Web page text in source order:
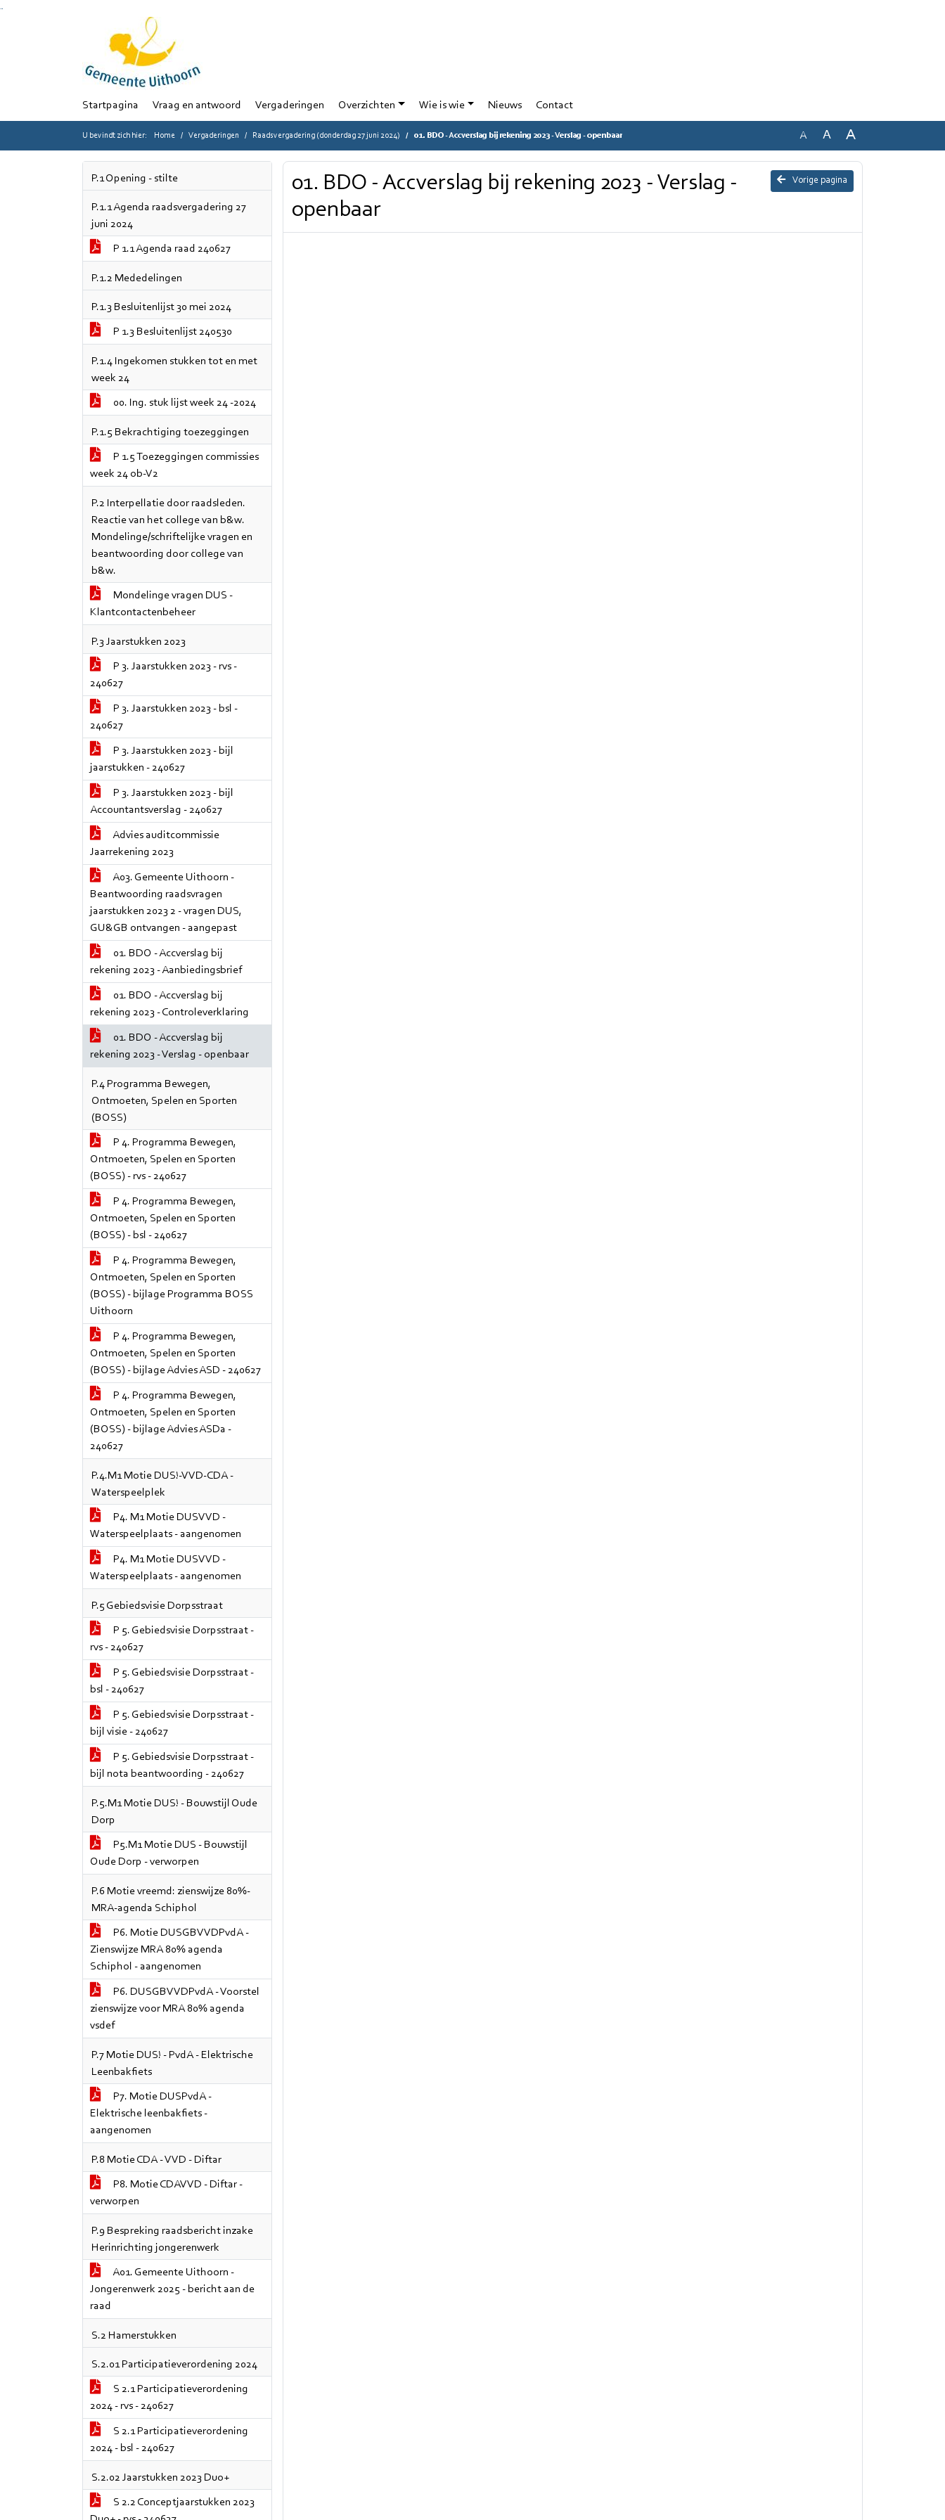
Ga naar de inhoud van deze pagina
Startpagina Vraag en antwoord Vergaderingen Overzichten Wie is wie Nieuws Contact
U bevindt zich hier: Home Vergaderingen Raadsvergadering (donderdag 27 juni 2024) 01. BDO - Accverslag bij rekening 2023 - Verslag - openbaar A A A
P.1 Opening - stilte
P.1.1 Agenda raadsvergadering 27
juni 2024
P 1.1 Agenda raad 240627
P.1.2 Mededelingen
P.1.3 Besluitenlijst 30 mei 2024
P 1.3 Besluitenlijst 240530
P.1.4 Ingekomen stukken tot en met
week 24
00. Ing. stuk lijst week 24 -2024
P.1.5 Bekrachtiging toezeggingen
P 1.5 Toezeggingen commissies
week 24 ob-V2
P.2 Interpellatie door raadsleden.
Reactie van het college van b&w.
Mondelinge/schriftelijke vragen en
beantwoording door college van
b&w.
Mondelinge vragen DUS -
Klantcontactenbeheer
P.3 Jaarstukken 2023
P 3. Jaarstukken 2023 - rvs -
240627
P 3. Jaarstukken 2023 - bsl -
240627
P 3. Jaarstukken 2023 - bijl
jaarstukken - 240627
P 3. Jaarstukken 2023 - bijl
Accountantsverslag - 240627
Advies auditcommissie
Jaarrekening 2023
A03. Gemeente Uithoorn -
Beantwoording raadsvragen
jaarstukken 2023 2 - vragen DUS,
GU&GB ontvangen - aangepast
01. BDO - Accverslag bij
rekening 2023 - Aanbiedingsbrief
01. BDO - Accverslag bij
rekening 2023 - Controleverklaring
01. BDO - Accverslag bij
rekening 2023 - Verslag - openbaar
P.4 Programma Bewegen,
Ontmoeten, Spelen en Sporten
(BOSS)
P 4. Programma Bewegen,
Ontmoeten, Spelen en Sporten
(BOSS) - rvs - 240627
P 4. Programma Bewegen,
Ontmoeten, Spelen en Sporten
(BOSS) - bsl - 240627
P 4. Programma Bewegen,
Ontmoeten, Spelen en Sporten
(BOSS) - bijlage Programma BOSS
Uithoorn
P 4. Programma Bewegen,
Ontmoeten, Spelen en Sporten
(BOSS) - bijlage Advies ASD - 240627
P 4. Programma Bewegen,
Ontmoeten, Spelen en Sporten
(BOSS) - bijlage Advies ASDa -
240627
P.4.M1 Motie DUS!-VVD-CDA -
Waterspeelplek
P4. M1 Motie DUSVVD -
Waterspeelplaats - aangenomen
P4. M1 Motie DUSVVD -
Waterspeelplaats - aangenomen
P.5 Gebiedsvisie Dorpsstraat
P 5. Gebiedsvisie Dorpsstraat -
rvs - 240627
P 5. Gebiedsvisie Dorpsstraat -
bsl - 240627
P 5. Gebiedsvisie Dorpsstraat -
bijl visie - 240627
P 5. Gebiedsvisie Dorpsstraat -
bijl nota beantwoording - 240627
P.5.M1 Motie DUS! - Bouwstijl Oude
Dorp
P5.M1 Motie DUS - Bouwstijl
Oude Dorp - verworpen
P.6 Motie vreemd: zienswijze 80%-
MRA-agenda Schiphol
P6. Motie DUSGBVVDPvdA -
Zienswijze MRA 80% agenda
Schiphol - aangenomen
P6. DUSGBVVDPvdA - Voorstel
zienswijze voor MRA 80% agenda
vsdef
P.7 Motie DUS! - PvdA - Elektrische
Leenbakfiets
P7. Motie DUSPvdA -
Elektrische leenbakfiets -
aangenomen
P.8 Motie CDA - VVD - Diftar
P8. Motie CDAVVD - Diftar -
verworpen
P.9 Bespreking raadsbericht inzake
Herinrichting jongerenwerk
A01. Gemeente Uithoorn -
Jongerenwerk 2025 - bericht aan de
raad
S.2 Hamerstukken
S.2.01 Participatieverordening 2024
S 2.1 Participatieverordening
2024 - rvs - 240627
S 2.1 Participatieverordening
2024 - bsl - 240627
S.2.02 Jaarstukken 2023 Duo+
S 2.2 Conceptjaarstukken 2023
Vorige pagina
01. BDO - Accverslag bij rekening 2023 - Verslag -
openbaar